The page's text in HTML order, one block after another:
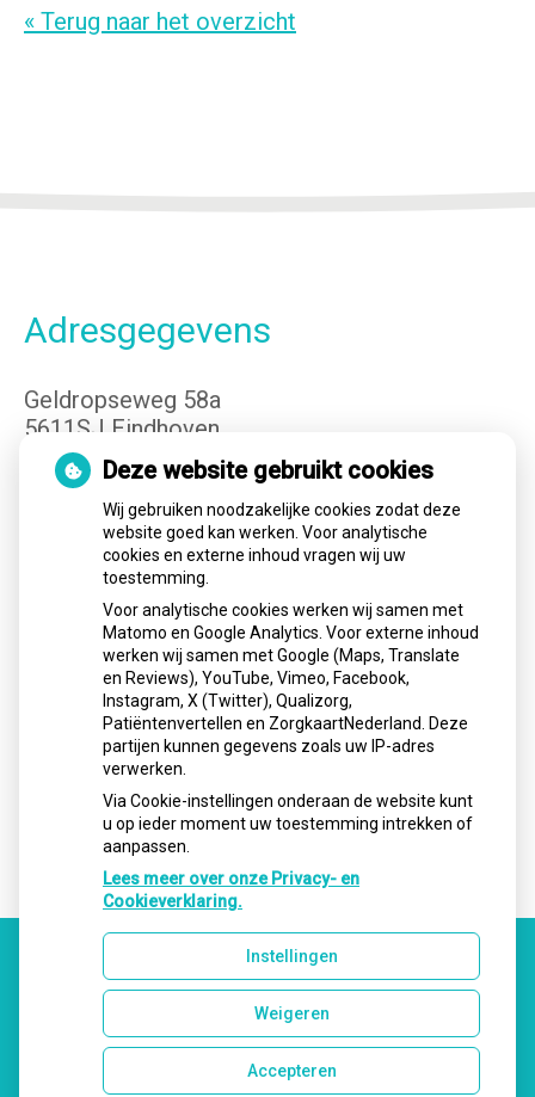
« Terug naar het overzicht
Adresgegevens
Geldropseweg 58a
5611SJ Eindhoven
Tel:040-3400149
E-mail: info@cvteindhoven.nl
Openingstijden
Maandag:
08.00 - 17.00
Dinsdag:
08.00 - 17.00
Woensdag:
08.00 - 17:00
Donderdag:
08.00 - 17.00
Uw Zorg Online|Beheer
Cookie-instellingen
Deze website gebruikt cookies
Wij gebruiken noodzakelijke cookies zodat deze
website goed kan werken. Voor analytische
cookies en externe inhoud vragen wij uw
toestemming.
Voor analytische cookies werken wij samen met
Matomo en Google Analytics. Voor externe inhoud
werken wij samen met Google (Maps, Translate
en Reviews), YouTube, Vimeo, Facebook,
Instagram, X (Twitter), Qualizorg,
Patiëntenvertellen en ZorgkaartNederland. Deze
partijen kunnen gegevens zoals uw IP-adres
verwerken.
Via Cookie-instellingen onderaan de website kunt
u op ieder moment uw toestemming intrekken of
aanpassen.
Lees meer over onze Privacy- en
Cookieverklaring.
Instellingen
Weigeren
Accepteren